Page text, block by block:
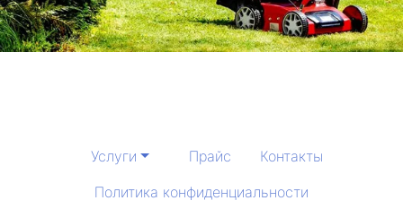
Услуги Прайс
Контакты
Политика конфиденциальности